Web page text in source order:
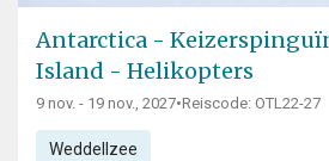
Antarctica -
Island - Helikopters
9 nov. - 19 nov., 2027•Reiscode: OTL22-27
Weddellzee